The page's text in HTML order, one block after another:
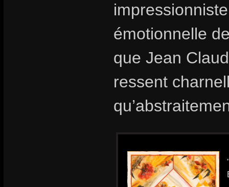
émotionnelle
que Jean
ressent